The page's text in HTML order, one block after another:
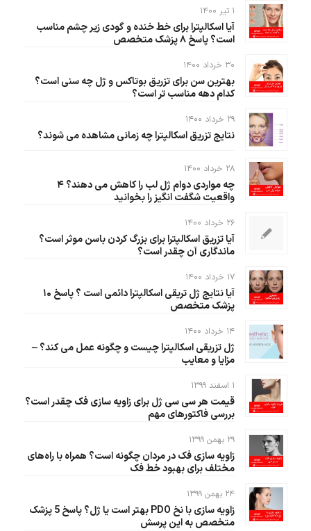
۱ تیر ۱۴۰۰
آیا اسکالپترا برای خط خنده و گودی زیر چشم مناسب
است؟ پاسخ ۸ پزشک متخصص
۳۰ خرداد ۱۴۰۰
بهترین سن برای تزریق بوتاکس و ژل چه سنی است؟
کدام دهه مناسب تر است؟
۲۹ خرداد ۱۴۰۰
نتایج تزریق اسکالپترا چه زمانی مشاهده می شوند؟
۲۸ خرداد ۱۴۰۰
چه مواردی دوام ژل لب را کاهش می دهند؟ ۴
واقعیت شگفت انگیز را بخوانید
۲۶ خرداد ۱۴۰۰
آیا تزریق اسکالپترا برای بزرگ کردن باسن موثر است؟
ماندگاری آن چقدر است؟
۱۷ خرداد ۱۴۰۰
آیا نتایج ژل تریقی اسکالپترا دائمی است ؟ پاسخ ۱۰
پزشک متخصص
۱۴ خرداد ۱۴۰۰
ژل تزریقی اسکالپترا چیست و چگونه عمل می کند؟ –
مزایا و معایب
۱ اسفند ۱۳۹۹
قیمت هر سی سی ژل برای زاویه سازی فک چقدر است؟
بررسی فاکتورهای مهم
۲۹ بهمن ۱۳۹۹
زاویه سازی فک در مردان چگونه است؟ همراه با راه‌های
مختلف برای بهبود خط فک
۲۴ بهمن ۱۳۹۹
زاویه سازی با نخ PDO بهتر است یا ژل؟ پاسخ 5 پزشک
متخصص به این پرسش